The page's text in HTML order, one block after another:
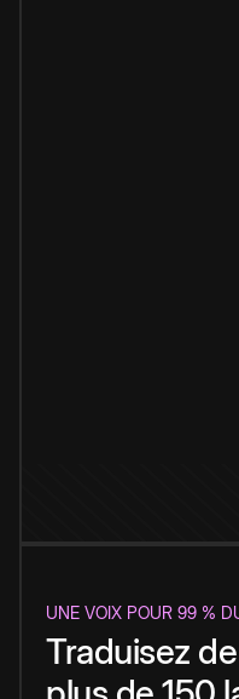
UNE VOIX POUR 99 %
Traduisez